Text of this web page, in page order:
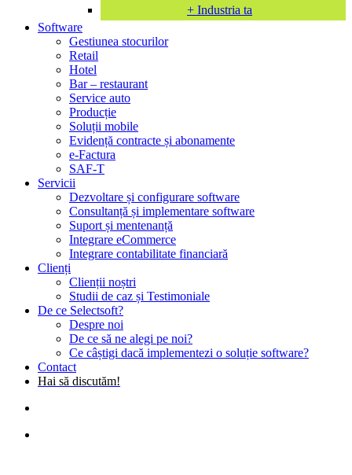
+ Industria ta
Software
Gestiunea stocurilor
Retail
Hotel
Bar – restaurant
Service auto
Producție
Soluții mobile
Evidență contracte și abonamente
e-Factura
SAF-T
Servicii
Dezvoltare și configurare software
Consultanță și implementare software
Suport și mentenanță
Integrare eCommerce
Integrare contabilitate financiară
Clienți
Clienții noștri
Studii de caz și Testimoniale
De ce Selectsoft?
Despre noi
De ce să ne alegi pe noi?
Ce câștigi dacă implementezi o soluție software?
Contact
Hai să discutăm!